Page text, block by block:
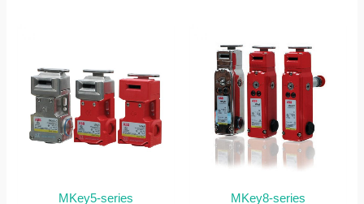
MKey5-series MKey8-series